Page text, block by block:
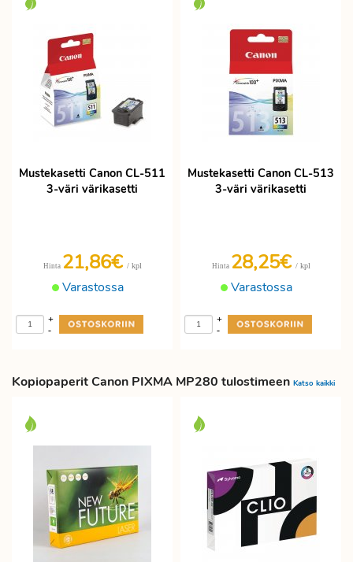
Mustekasetti Canon CL-511
3-väri värikasetti
Varastossa
Hinta 21,86€ / kpl
-
+
Mustekasetti Canon CL-513
3-väri värikasetti
Varastossa
Hinta 28,25€ / kpl
-
+
Kopiopaperit Canon PIXMA MP280 tulostimeen Katso kaikki